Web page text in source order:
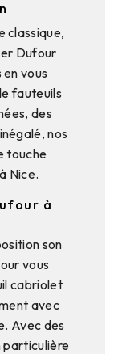
classique,
Dufour
vous
fauteuils
des
nos
touche
Nice.
à
son
vous
cabriolet
avec
Avec des
particulière